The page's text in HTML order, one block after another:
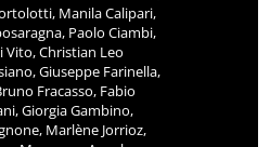
Manila Calipari,
Paolo Ciambi,
Vito, Christian Leo
Giuseppe Farinella,
Fracasso, Fabio
Giorgia Gambino,
Marlène Jorrioz,